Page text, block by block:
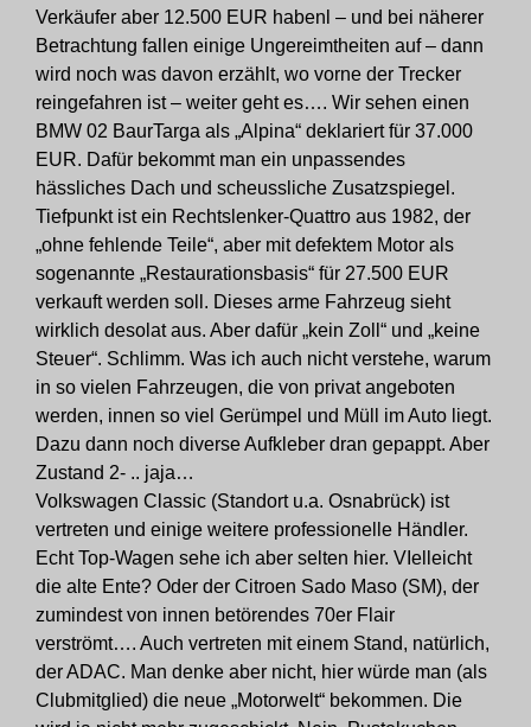
Verkäufer aber 12.500 EUR habenl – und bei näherer
Betrachtung fallen einige Ungereimtheiten auf – dann
wird noch was davon erzählt, wo vorne der Trecker
reingefahren ist – weiter geht es…. Wir sehen einen
BMW 02 BaurTarga als „Alpina“ deklariert für 37.000
EUR. Dafür bekommt man ein unpassendes
hässliches Dach und scheussliche Zusatzspiegel.
Tiefpunkt ist ein Rechtslenker-Quattro aus 1982, der
„ohne fehlende Teile“, aber mit defektem Motor als
sogenannte „Restaurationsbasis“ für 27.500 EUR
verkauft werden soll. Dieses arme Fahrzeug sieht
wirklich desolat aus. Aber dafür „kein Zoll“ und „keine
Steuer“. Schlimm. Was ich auch nicht verstehe, warum
in so vielen Fahrzeugen, die von privat angeboten
werden, innen so viel Gerümpel und Müll im Auto liegt.
Dazu dann noch diverse Aufkleber dran gepappt. Aber
Zustand 2- .. jaja…
Volkswagen Classic (Standort u.a. Osnabrück) ist
vertreten und einige weitere professionelle Händler.
Echt Top-Wagen sehe ich aber selten hier. VIelleicht
die alte Ente? Oder der Citroen Sado Maso (SM), der
zumindest von innen betörendes 70er Flair
verströmt…. Auch vertreten mit einem Stand, natürlich,
der ADAC. Man denke aber nicht, hier würde man (als
Clubmitglied) die neue „Motorwelt“ bekommen. Die